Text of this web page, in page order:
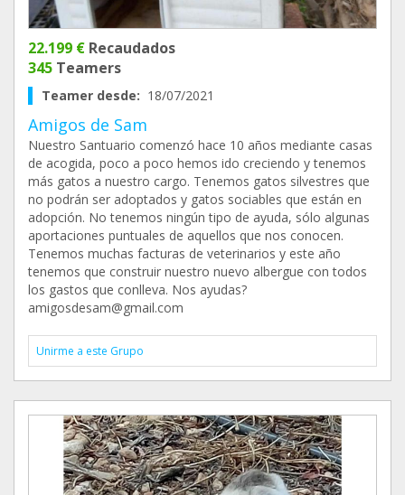
22.199 € Recaudados
345 Teamers
Teamer desde: 18/07/2021
Amigos de Sam
Nuestro Santuario comenzó hace 10 años mediante casas
de acogida, poco a poco hemos ido creciendo y tenemos
más gatos a nuestro cargo. Tenemos gatos silvestres que
no podrán ser adoptados y gatos sociables que están en
adopción. No tenemos ningún tipo de ayuda, sólo algunas
aportaciones puntuales de aquellos que nos conocen.
Tenemos muchas facturas de veterinarios y este año
tenemos que construir nuestro nuevo albergue con todos
los gastos que conlleva. Nos ayudas?
amigosdesam@gmail.com
Unirme a este Grupo